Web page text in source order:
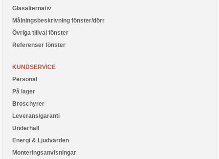
Glasalternativ
Målningsbeskrivning fönster/dörr
Övriga tillval fönster
Referenser fönster
KUNDSERVICE
Personal
På lager
Broschyrer
Leverans/garanti
Underhåll
Energi & Ljudvärden
Monteringsanvisningar